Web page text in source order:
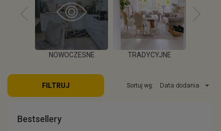
NOWOCZESNE TRADYCYJNE
FILTRUJ Sortuj wg:
Bestsellery